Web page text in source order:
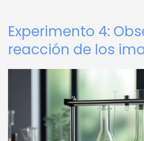
Experimento 4:
reacción de los